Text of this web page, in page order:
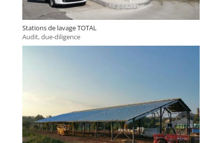
Stations de lavage TOTAL
Audit, due-diligence